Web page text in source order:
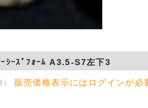
ｼｰｽﾞﾌｫｰﾑ A3.5-S7左下3
） 販売価格表示にはログインが必